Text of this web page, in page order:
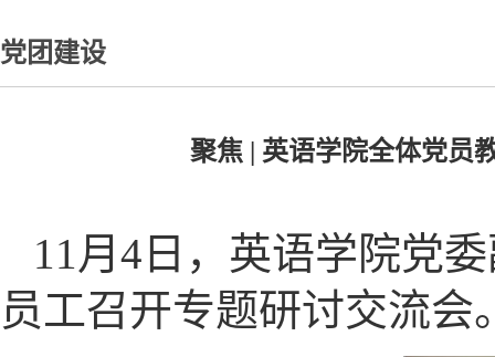
党团建设
聚焦 | 英语学院全体党员
11月4日，英语学院党
员工召开专题研讨交流会